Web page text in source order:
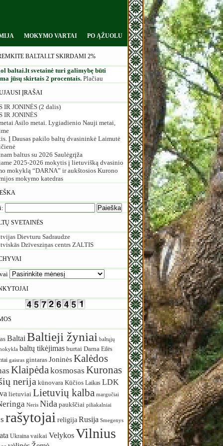
MOKYMO VARTAI PO ĄŽUOLU
BALTAI.LT SKIRDAMI 2%
baltai.lt svetainė turi galimybę būti
jūsų skirtais 2 procentais. Plačiau
ĮRAŠAI
IR JONINĖS (2 dalis)
IR JONINĖS
Asilo metai. Lygiadienio Nauji metai,
Į Dausas pakilo baltų dvasininkė Laimutė
baltus su 2026 Saulėgrįža
2025-2026 mokytis į lietuvišką dvasinio
mokyklą “DARNA” ir aukštosios Kurono
mokymo katedras
SVETAINĖS
Dievturu Sadraudze
Dzīvesziņas centrs ZALTIS
Baltai Baltieji žyniai baltųjų
baltų tikėjimas burtai Darna Eilės
gaisras gintaras JoninėsKalėdos
Klaipėda kosmosas Kuronas
nerija kūnovara Kūčios Laikas LDK
lietuviai Lietuvių kalba margučiai
Neris Nida paukščiai piliakalniai
rašytojai religijaRusija Smegenys
Ukraina vaikai VelykosVilnius